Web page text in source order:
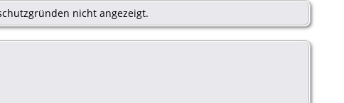
nicht angezeigt.